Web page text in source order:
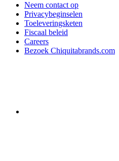
Neem contact op
Privacybeginselen
Toeleveringsketen
Fiscaal beleid
Careers
Bezoek Chiquitabrands.com